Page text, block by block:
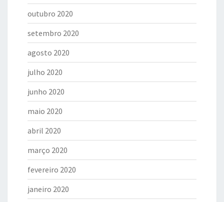
outubro 2020
setembro 2020
agosto 2020
julho 2020
junho 2020
maio 2020
abril 2020
março 2020
fevereiro 2020
janeiro 2020